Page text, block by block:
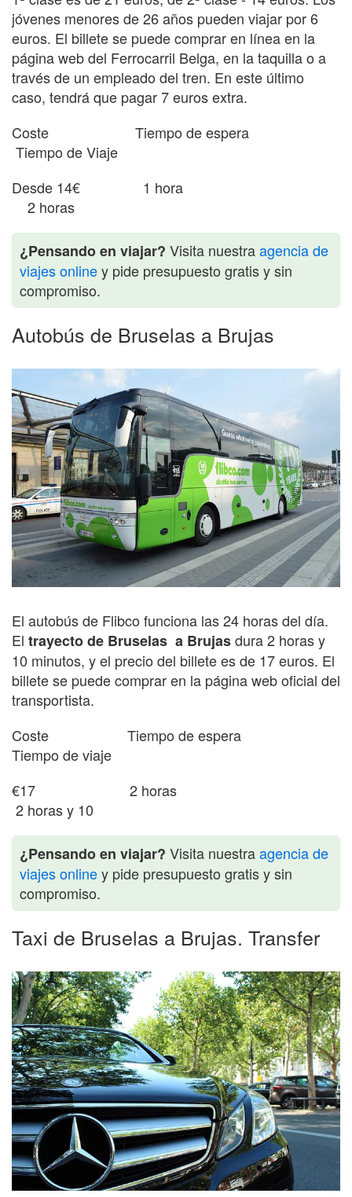
jóvenes menores de 26 años pueden viajar por 6
euros. El billete se puede comprar en línea en la
página web del Ferrocarril Belga, en la taquilla o a
través de un empleado del tren. En este último
caso, tendrá que pagar 7 euros extra.
Coste Tiempo de espera
Tiempo de Viaje
Desde 14€ 1 hora
2 horas
¿Pensando en viajar? Visita nuestraagencia de
viajes onliney pide presupuesto gratis y sin
compromiso.
Autobús de Bruselas a Brujas
El autobús de Flibco funciona las 24 horas del día.
El trayecto de Bruselas a Brujasdura 2 horas y
10 minutos, y el precio del billete es de 17 euros. El
billete se puede comprar en la página web oficial del
transportista.
Coste Tiempo de espera
Tiempo de viaje
€17 2 horas
2 horas y 10
¿Pensando en viajar? Visita nuestraagencia de
viajes onliney pide presupuesto gratis y sin
compromiso.
Taxi de Bruselas a Brujas. Transfer